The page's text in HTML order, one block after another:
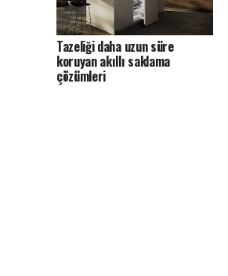
Tazeliği daha uzun süre
koruyan akıllı saklama
çözümleri